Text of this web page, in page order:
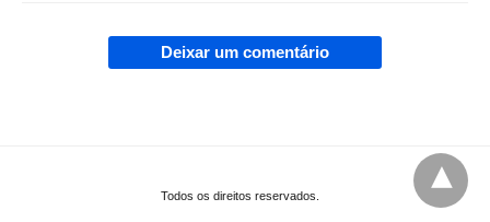
Deixar um comentário
Todos os direitos reservados.